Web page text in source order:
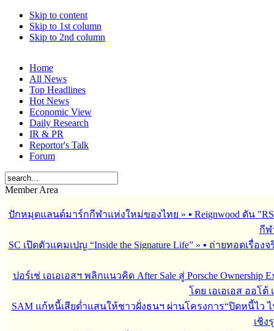
Skip to content
Skip to 1st column
Skip to 2nd column
Home
All News
Top Headlines
Hot News
Economic View
Daily Research
IR & PR
Reportor's Talk
Forum
Member Area
ปักหมุดแลนด์มาร์กกีฬาแห่งใหม่ของไทย » ▪︎ Reignwood ดัน
กีฬ
SC เปิดตัวแคมเปญ “Inside the Signature Life” » ▪︎ ถ่ายทอดเรื่อง
ปอร์เช่ เอเอเอสฯ พลิกแนวคิด After Sale สู่ Porsche Ownership
โดย เอเอเอส ออโ
SAM แก้หนี้เสียต่ำแสนให้ชาวฝั่งธนฯ ผ่านโครงการ“ปิดหนี้ไว
เชิง